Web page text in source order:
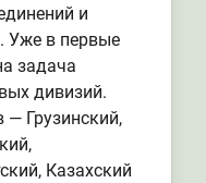
и
Уже в первые
задача
дивизий.
— Грузинский,
Казахский